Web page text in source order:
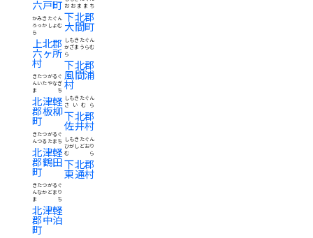
六戸町
上北郡
六ヶ所
村
かみきたぐん
ろっかしょむ
ら
北津軽
郡板柳
町
きたつがるぐ
んいたやなぎ
まち
北津軽
郡鶴田
町
きたつがるぐ
んつるたまち
北津軽
郡中泊
町
きたつがるぐ
んなかどまり
まち
下北郡
大間町
おおままち
下北郡
風間浦
村
しもきたぐん
かざまうらむ
ら
下北郡
佐井村
しもきたぐん
さいむら
下北郡
東通村
しもきたぐん
ひがしどおり
むら